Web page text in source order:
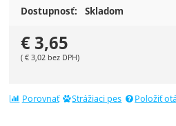
Dostupnosť: Skladom
€ 3,65
( € 3,02 bez DPH)
Porovnať Strážiaci pes Položiť